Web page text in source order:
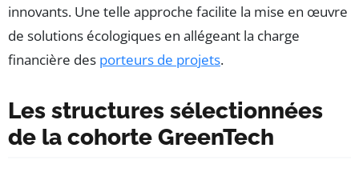
innovants. Une telle approche facilite la mise en œuvre
de solutions écologiques en allégeant la charge
financière des porteurs de projets.
Les structures sélectionnées
de la cohorte GreenTech